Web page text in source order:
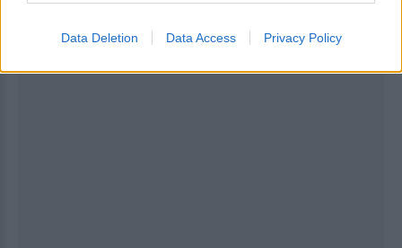
Data Deletion Data Access Privacy Policy